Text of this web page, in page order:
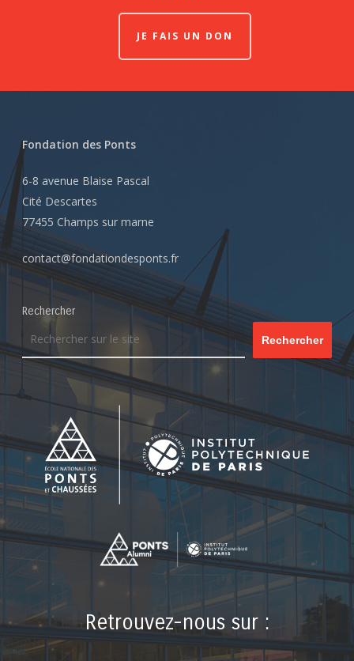
JE FAIS UN DON
Fondation des Ponts
6-8 avenue Blaise Pascal
Cité Descartes
77455 Champs sur marne
contact@fondationdesponts.fr
Rechercher
Rechercher
Retrouvez-nous sur :